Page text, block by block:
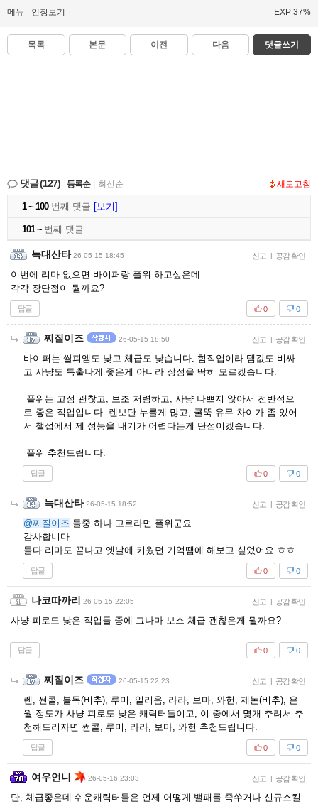
메뉴 인장보기 EXP 37%
목록 본문 이전 다음 댓글쓰기
댓글(127) 등록순 최신순 새로고침
1 ~ 100번째 댓글 [보기]
101 ~ 번째 댓글
늑대산타 26-05-15 18:45 신고 | 공감 확인
이번에 리마 없으면 바이퍼랑 플위 하고싶은데
각각 장단점이 뭘까요?
답글 0
0
찌질이즈 26-05-15 18:50 신고 | 공감 확인
바이퍼는 쌀피엠도 낮고 체급도 낮습니다. 힘직업이라 템값도 비싸
고 사냥도 특출나게 좋은게 아니라 장점을 딱히 모르겠습니다.
플위는 고점 괜찮고, 보조 저렴하고, 사냥 나쁘지 않아서 전반적으
로 좋은 직업입니다. 렌보단 누를게 많고, 쿨뚝 유무 차이가 좀 있어
서 챌섭에서 제 성능을 내기가 어렵다는게 단점이겠습니다.
플위 추천드립니다.
답글 0
0
늑대산타 26-05-15 18:52 신고 | 공감 확인
@찌질이즈 둘중 하나 고르라면 플위군요
감사합니다
둘다 리마도 끝나고 옛날에 키웠던 기억땜에 해보고 싶었어요 ㅎㅎ
답글 0
0
나코따까리 26-05-15 22:05 신고 | 공감 확인
사냥 피로도 낮은 직업들 중에 그나마 보스 체급 괜찮은게 뭘까요?
답글 0
0
찌질이즈 26-05-15 22:23 신고 | 공감 확인
렌, 썬콜, 불독(비추), 루미, 일리움, 라라, 보마, 와헌, 제논(비추), 은
월 정도가 사냥 피로도 낮은 캐릭터들이고, 이 중에서 몇개 추려서 추
천해드리자면 썬콜, 루미, 라라, 보마, 와헌 추천드립니다.
답글 0
0
여우언니 26-05-16 23:03 신고 | 공감 확인
단, 체급좋은데 쉬운캐릭터들은 언제 어떻게 밸패를 죽쑤거나 신규스킬